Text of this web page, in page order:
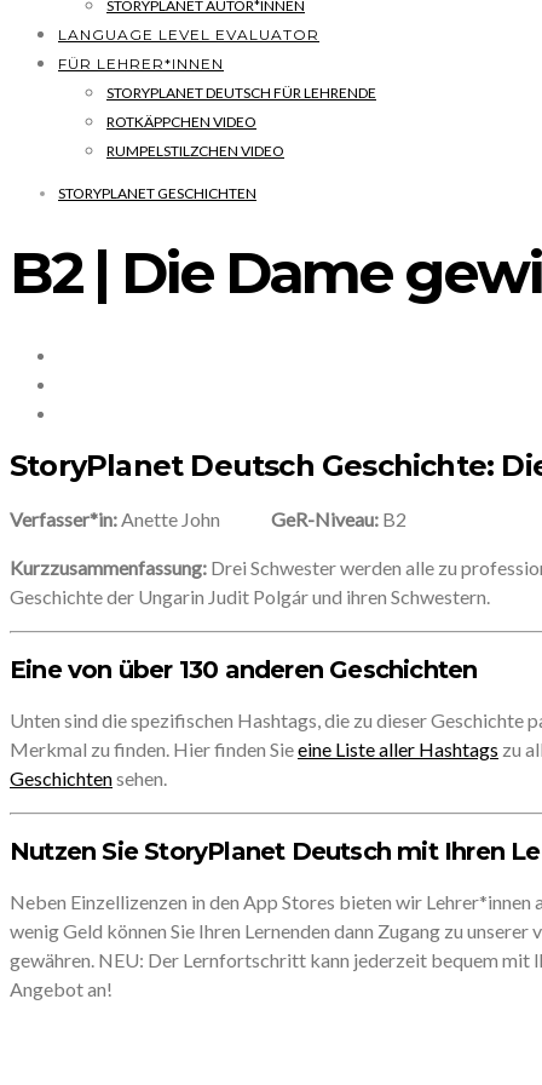
STORYPLANET AUTOR*INNEN
LANGUAGE LEVEL EVALUATOR
FÜR LEHRER*INNEN
STORYPLANET DEUTSCH FÜR LEHRENDE
ROTKÄPPCHEN VIDEO
RUMPELSTILZCHEN VIDEO
STORYPLANET GESCHICHTEN
B2 | Die Dame
StoryPlanet Deutsch Geschichte:
Verfasser*in:Anette John GeR-Niveau: B2
Kurzzusammenfassung: Drei Schwester werden alle zu
Geschichte der Ungarin Judit Polgár und ihren Schwestern.
Eine von über 130 anderen Geschichten
Unten sind die spezifischen Hashtags, die zu dieser Geschichte
Merkmal zu finden. Hier finden Sieeine Liste aller Hashtags zu
Geschichtensehen.
Nutzen Sie StoryPlanet Deutsch mit Ihren
Neben Einzellizenzen in den App Stores bieten wir
wenig Geld können Sie Ihren Lernenden dann Zugang zu
gewähren. NEU: Der Lernfortschritt kann jederzeit bequem mit
Angebot an!